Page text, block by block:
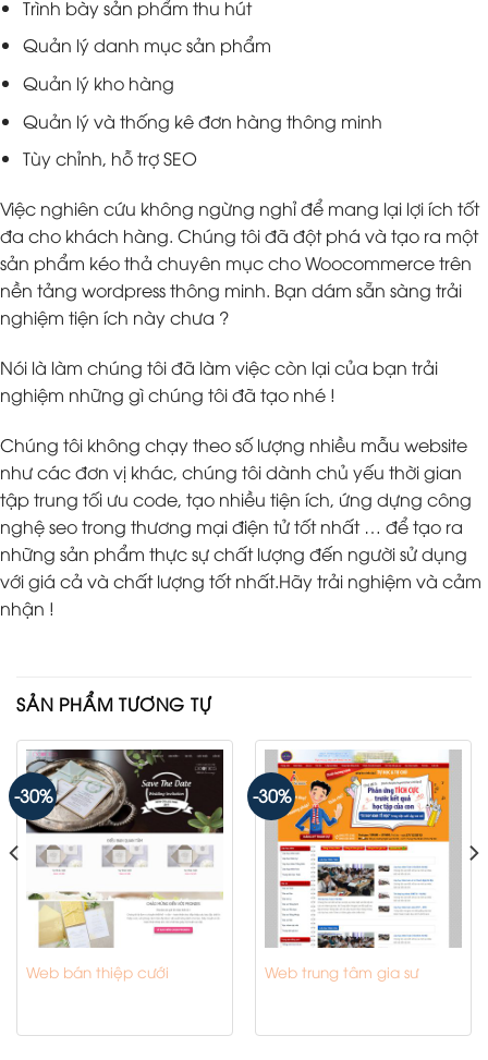
Trình bày sản phẩm thu hút
Quản lý danh mục sản phẩm
Quản lý kho hàng
Quản lý và thống kê đơn hàng thông minh
Tùy chỉnh, hỗ trợ SEO
Việc nghiên cứu không ngừng nghỉ để mang lại lợi ích tốt
đa cho khách hàng. Chúng tôi đã đột phá và tạo ra một
sản phẩm kéo thả chuyên mục cho Woocommerce trên
nền tảng wordpress thông minh. Bạn dám sẵn sàng trải
nghiệm tiện ích này chưa ?
Nói là làm chúng tôi đã làm việc còn lại của bạn trải
nghiệm những gì chúng tôi đã tạo nhé !
Chúng tôi không chạy theo số lượng nhiều mẫu website
như các đơn vị khác, chúng tôi dành chủ yếu thời gian
tập trung tối ưu code, tạo nhiều tiện ích, ứng dựng công
nghệ seo trong thương mại điện tử tốt nhất … để tạo ra
những sản phẩm thực sự chất lượng đến người sử dụng
với giá cả và chất lượng tốt nhất.Hãy trải nghiệm và cảm
nhận !
SẢN PHẨM TƯƠNG TỰ
-30%
Web bán thiệp cưới
-30%
Web trung tâm gia sư